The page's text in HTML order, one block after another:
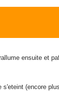
ensuite et
(encore